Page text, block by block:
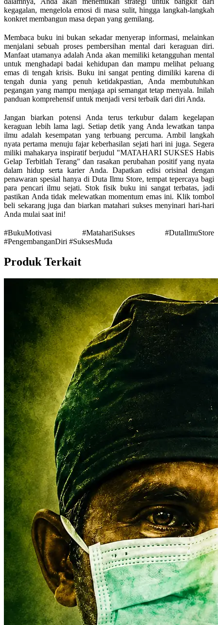
kegagalan, mengelola emosi di masa sulit, hingga langkah-langkah
konkret membangun masa depan yang gemilang.
Membaca buku ini bukan sekadar menyerap informasi, melainkan
menjalani sebuah proses pembersihan mental dari keraguan diri.
Manfaat utamanya adalah Anda akan memiliki ketangguhan mental
untuk menghadapi badai kehidupan dan mampu melihat peluang
emas di tengah krisis. Buku ini sangat penting dimiliki karena di
tengah dunia yang penuh ketidakpastian, Anda membutuhkan
pegangan yang mampu menjaga api semangat tetap menyala. Inilah
panduan komprehensif untuk menjadi versi terbaik dari diri Anda.
Jangan biarkan potensi Anda terus terkubur dalam kegelapan
keraguan lebih lama lagi. Setiap detik yang Anda lewatkan tanpa
ilmu adalah kesempatan yang terbuang percuma. Ambil langkah
nyata pertama menuju fajar keberhasilan sejati hari ini juga. Segera
miliki mahakarya inspiratif berjudul "MATAHARI SUKSES Habis
Gelap Terbitlah Terang" dan rasakan perubahan positif yang nyata
dalam hidup serta karier Anda. Dapatkan edisi orisinal dengan
penawaran spesial hanya di Duta Ilmu Store, tempat tepercaya bagi
para pencari ilmu sejati. Stok fisik buku ini sangat terbatas, jadi
pastikan Anda tidak melewatkan momentum emas ini. Klik tombol
beli sekarang juga dan biarkan matahari sukses menyinari hari-hari
Anda mulai saat ini!
#BukuMotivasi #MatahariSukses #DutaIlmuStore
#PengembanganDiri #SuksesMuda
Produk Terkait